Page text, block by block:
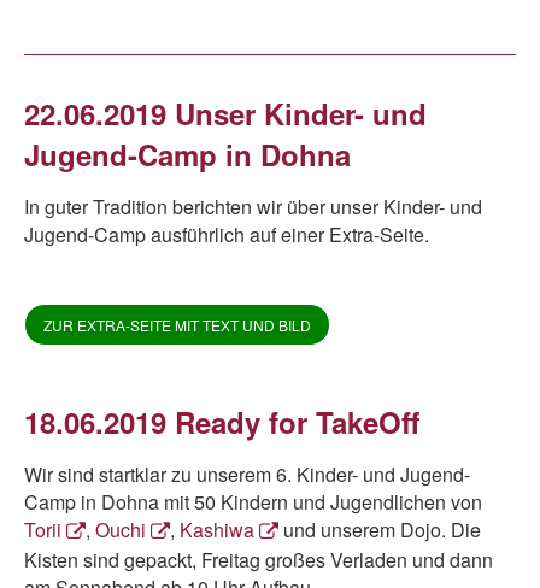
22.06.2019 Unser Kinder- und
Jugend-Camp in Dohna
In guter Tradition berichten wir über unser Kinder- und
Jugend-Camp ausführlich auf einer Extra-Seite.
ZUR EXTRA-SEITE MIT TEXT UND BILD
18.06.2019 Ready for TakeOff
Wir sind startklar zu unserem 6. Kinder- und Jugend-
Camp in Dohna mit 50 Kindern und Jugendlichen von
Torii
, Ouchi , Kashiwa
und unserem Dojo. Die
Kisten sind gepackt, Freitag großes Verladen und dann